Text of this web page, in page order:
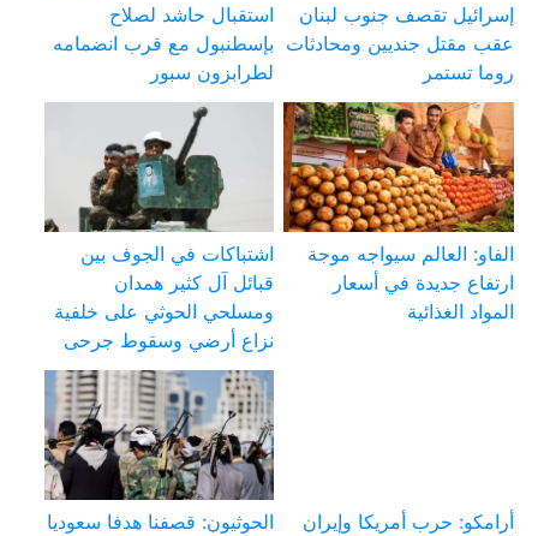
إسرائيل تقصف جنوب لبنان
عقب مقتل جنديين ومحادثات
روما تستمر
استقبال حاشد لصلاح
بإسطنبول مع قرب انضمامه
لطرابزون سبور
الفاو: العالم سيواجه موجة
ارتفاع جديدة في أسعار
المواد الغذائية
اشتباكات في الجوف بين
قبائل آل كثير همدان
ومسلحي الحوثي على خلفية
نزاع أرضي وسقوط جرحى
أرامكو: حرب أمريكا وإيران
الحوثيون: قصفنا هدفا سعوديا